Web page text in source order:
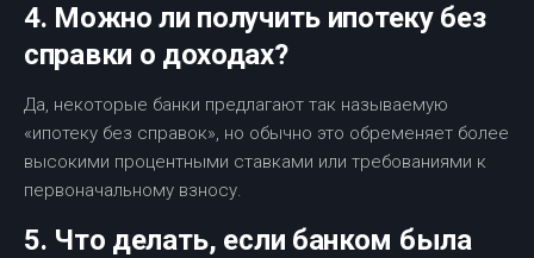
4. Можно ли получить ипотеку без
справки о доходах?
Да, некоторые банки предлагают так называемую
«ипотеку без справок», но обычно это обременяет более
высокими процентными ставками или требованиями к
первоначальному взносу.
5. Что делать, если банком была